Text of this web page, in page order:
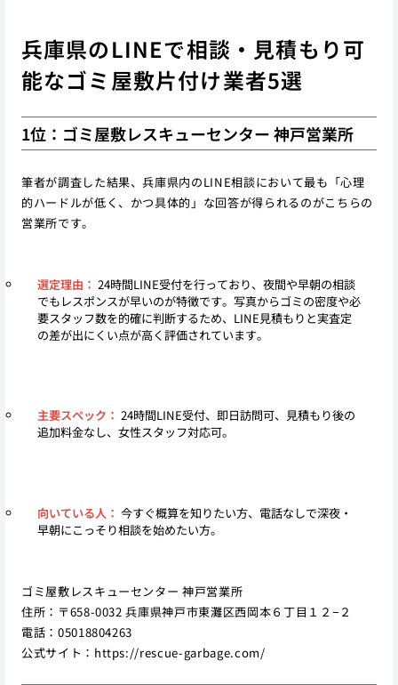
兵庫県のLINEで相談・見積もり可
能なゴミ屋敷片付け業者5選
1位：ゴミ屋敷レスキューセンター 神戸営業所
筆者が調査した結果、兵庫県内のLINE相談において最も「心理
的ハードルが低く、かつ具体的」な回答が得られるのがこちらの
営業所です。
選定理由： 24時間LINE受付を行っており、夜間や早朝の相談
でもレスポンスが早いのが特徴です。写真からゴミの密度や必
要スタッフ数を的確に判断するため、LINE見積もりと実査定
の差が出にくい点が高く評価されています。
主要スペック： 24時間LINE受付、即日訪問可、見積もり後の
追加料金なし、女性スタッフ対応可。
向いている人： 今すぐ概算を知りたい方、電話なしで深夜・
早朝にこっそり相談を始めたい方。
ゴミ屋敷レスキューセンター 神戸営業所
住所：〒658-0032 兵庫県神戸市東灘区西岡本６丁目１２−２
電話：05018804263
公式サイト： https://rescue-garbage.com/